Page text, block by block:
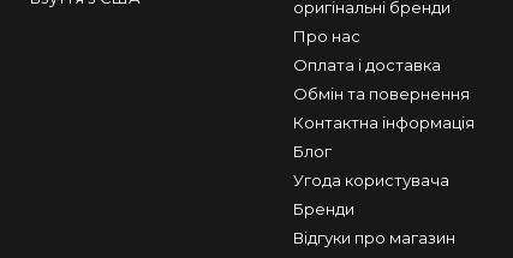
оригінальні бренди
Про нас
Оплата і доставка
Обмін та повернення
Контактна інформація
Блог
Угода користувача
Бренди
Відгуки про магазин